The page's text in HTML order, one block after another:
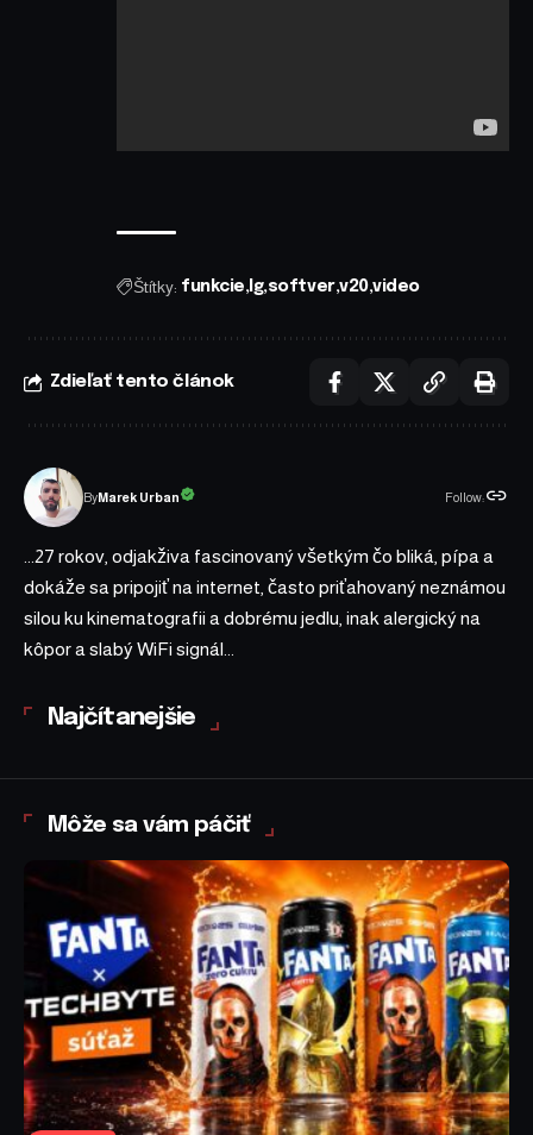
Štítky: funkcie lg softver v20 video
Zdieľať tento článok
ByMarek Urban Follow:
...27 rokov, odjakživa fascinovaný všetkým čo bliká, pípa a
dokáže sa pripojiť na internet, často priťahovaný neznámou
silou ku kinematografii a dobrému jedlu, inak alergický na
kôpor a slabý WiFi signál...
Najčítanejšie
Môže sa vám páčiť